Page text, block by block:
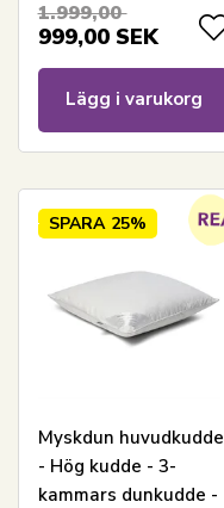
1.999,00
999,00 SEK
Lägg i varukorg
SPARA 25%
Myskdun huvudkudde
- Hög kudde - 3-
kammars dunkudde -